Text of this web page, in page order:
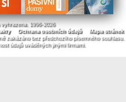
1996-2026
Ochrana osobních údajů
Mapa stránek
zakázáno bez předchozího písemného souhlasu.
údajů uváděných jinými firmami.